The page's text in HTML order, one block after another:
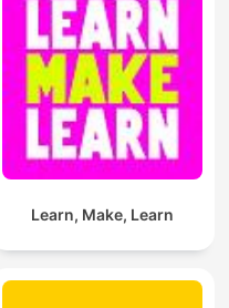
Learn, Make, Learn